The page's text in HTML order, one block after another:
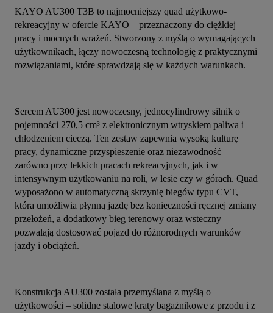
KAYO AU300 T3B to najmocniejszy quad użytkowo-
rekreacyjny w ofercie KAYO – przeznaczony do ciężkiej
pracy i mocnych wrażeń. Stworzony z myślą o wymagających
użytkownikach, łączy nowoczesną technologię z praktycznymi
rozwiązaniami, które sprawdzają się w każdych warunkach.
Sercem AU300 jest nowoczesny, jednocylindrowy silnik o
pojemności 270,5 cm³ z elektronicznym wtryskiem paliwa i
chłodzeniem cieczą. Ten zestaw zapewnia wysoką kulturę
pracy, dynamiczne przyspieszenie oraz niezawodność –
zarówno przy lekkich pracach rekreacyjnych, jak i w
intensywnym użytkowaniu na roli, w lesie czy w górach. Quad
wyposażono w automatyczną skrzynię biegów typu CVT,
która umożliwia płynną jazdę bez konieczności ręcznej zmiany
przełożeń, a dodatkowy bieg terenowy oraz wsteczny
pozwalają dostosować pojazd do różnorodnych warunków
jazdy i obciążeń.
Konstrukcja AU300 została przemyślana z myślą o
użytkowości – solidne stalowe kraty bagażnikowe z przodu i z